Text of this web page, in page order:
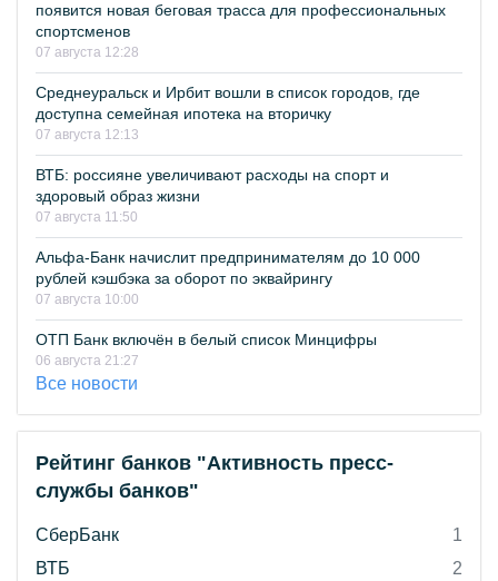
появится новая беговая трасса для профессиональных
спортсменов
07 августа 12:28
Среднеуральск и Ирбит вошли в список городов, где
доступна семейная ипотека на вторичку
07 августа 12:13
ВТБ: россияне увеличивают расходы на спорт и
здоровый образ жизни
07 августа 11:50
Альфа-Банк начислит предпринимателям до 10 000
рублей кэшбэка за оборот по эквайрингу
07 августа 10:00
ОТП Банк включён в белый список Минцифры
06 августа 21:27
Все новости
Рейтинг банков "Активность пресс-
службы банков"
СберБанк
1
ВТБ
2